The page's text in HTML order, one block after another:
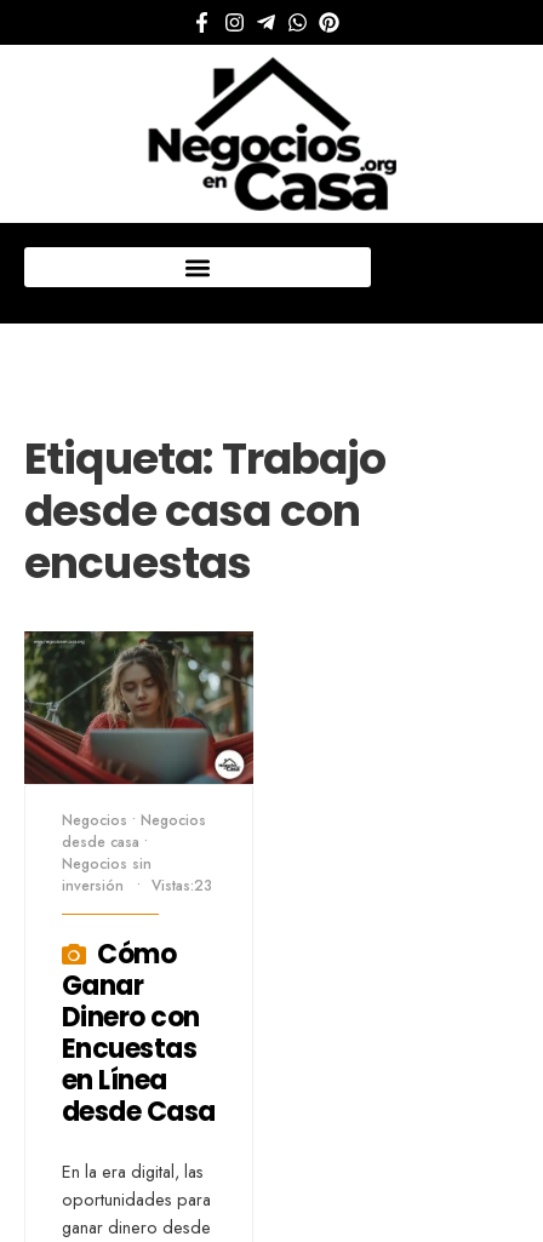
Etiqueta:Trabajo
desde casa con
encuestas
Negocios • Negocios
desde casa •
Negocios sin
inversión
• Vistas:23
Cómo
Ganar
Dinero con
Encuestas
en Línea
desde Casa
En la era digital, las
oportunidades para
ganar dinero desde